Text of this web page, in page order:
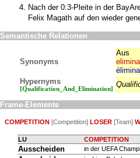
Nach der 0:3-Pleite in der
Felix Magath auf den wieder
Semantische Relationen
Synonyms
Aus
Hypernyms
[Qualification_And_Elimination]
Frame-Elemente
COMPETITION [Competition] LOSER [Team]
LU COMPETITION
Ausscheiden in der UEFA